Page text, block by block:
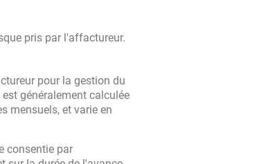
pris par l'affactureur.
pour la gestion du
généralement calculée
mensuels, et varie en
consentie par